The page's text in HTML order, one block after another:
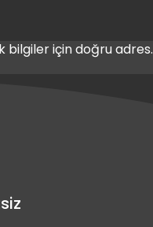
bilgiler için doğru adres.